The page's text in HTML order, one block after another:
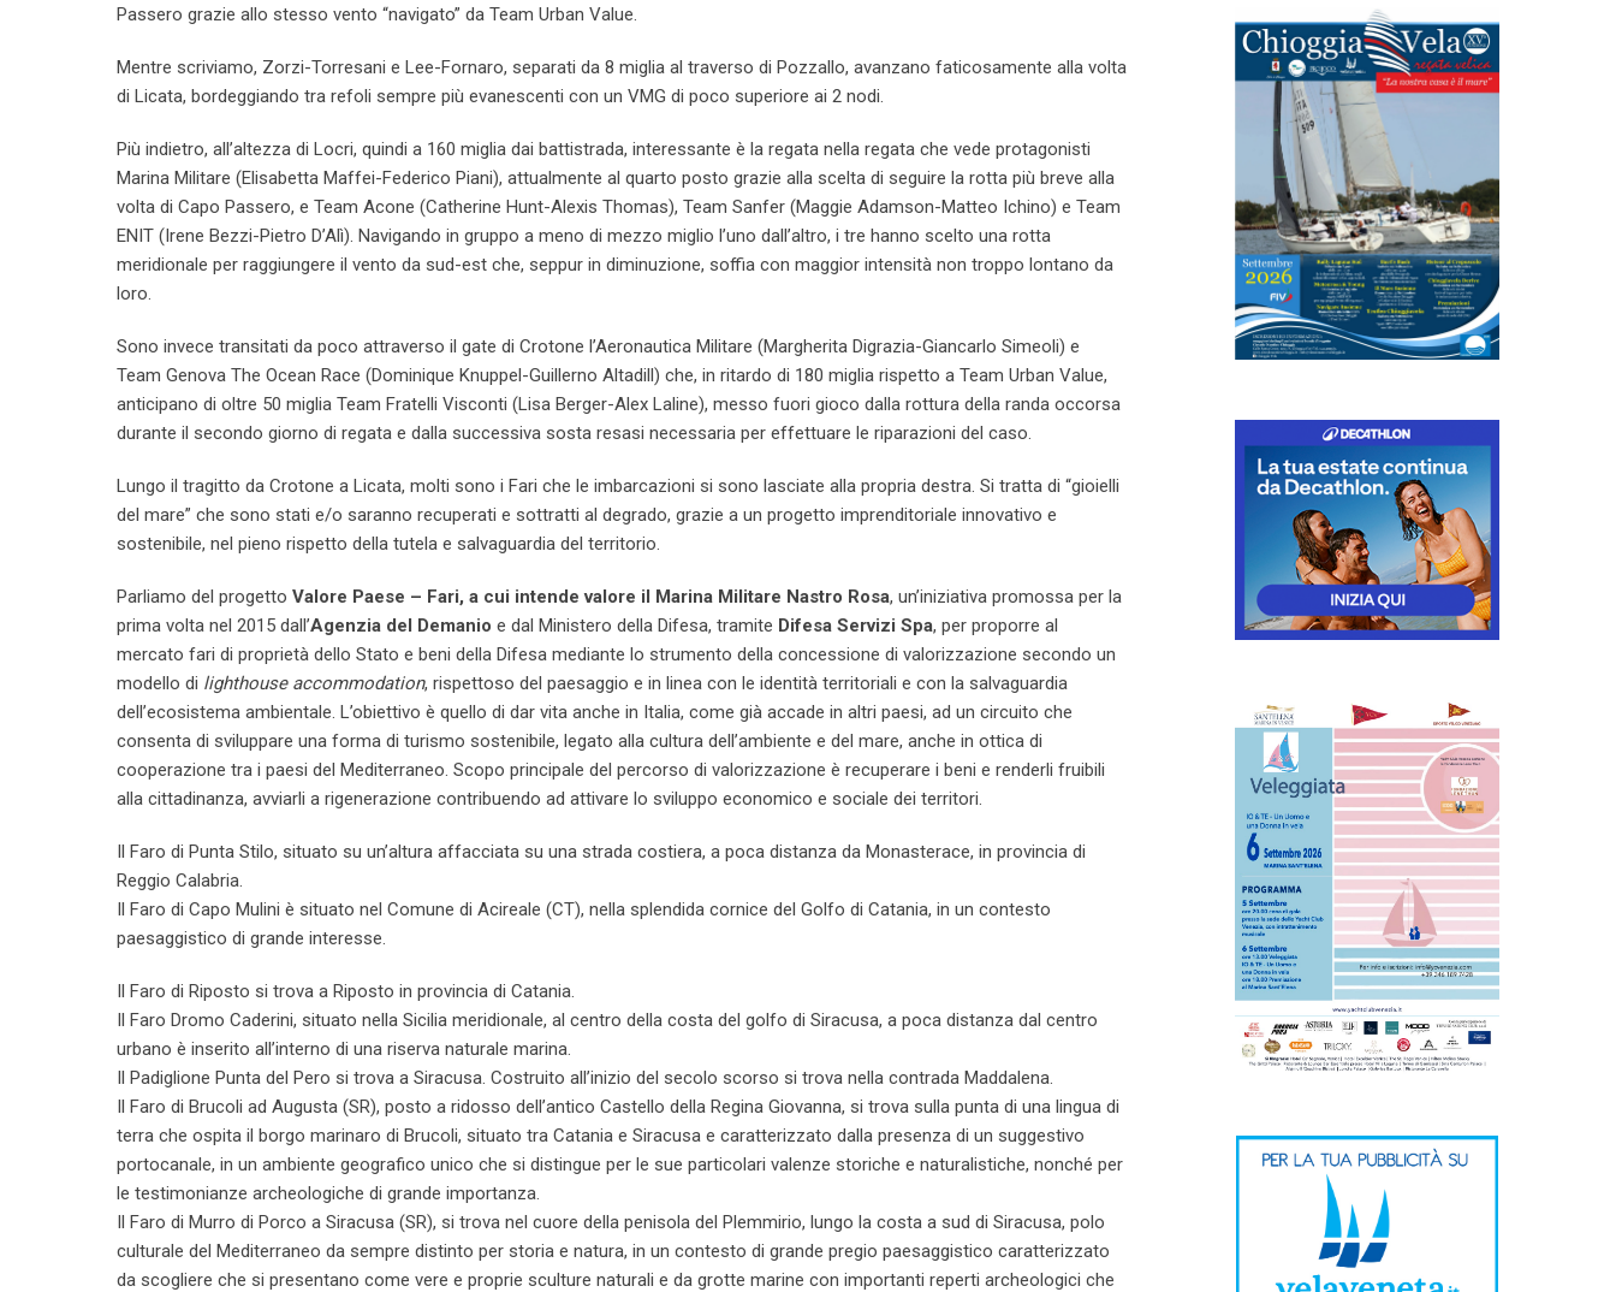
Passero grazie allo stesso vento “navigato” da Team Urban Value.
Mentre scriviamo, Zorzi-Torresani e Lee-Fornaro, separati da 8 miglia al traverso di Pozzallo, avanzano faticosamente alla volta
di Licata, bordeggiando tra refoli sempre più evanescenti con un VMG di poco superiore ai 2 nodi.
Più indietro, all’altezza di Locri, quindi a 160 miglia dai battistrada, interessante è la regata nella regata che vede protagonisti
Marina Militare (Elisabetta Maffei-Federico Piani), attualmente al quarto posto grazie alla scelta di seguire la rotta più breve alla
volta di Capo Passero, e Team Acone (Catherine Hunt-Alexis Thomas), Team Sanfer (Maggie Adamson-Matteo Ichino) e Team
ENIT (Irene Bezzi-Pietro D’Alì). Navigando in gruppo a meno di mezzo miglio l’uno dall’altro, i tre hanno scelto una rotta
meridionale per raggiungere il vento da sud-est che, seppur in diminuzione, soffia con maggior intensità non troppo lontano da
loro.
Sono invece transitati da poco attraverso il gate di Crotone l’Aeronautica Militare (Margherita Digrazia-Giancarlo Simeoli) e
Team Genova The Ocean Race (Dominique Knuppel-Guillerno Altadill) che, in ritardo di 180 miglia rispetto a Team Urban Value,
anticipano di oltre 50 miglia Team Fratelli Visconti (Lisa Berger-Alex Laline), messo fuori gioco dalla rottura della randa occorsa
durante il secondo giorno di regata e dalla successiva sosta resasi necessaria per effettuare le riparazioni del caso.
Lungo il tragitto da Crotone a Licata, molti sono i Fari che le imbarcazioni si sono lasciate alla propria destra. Si tratta di “gioielli
del mare” che sono stati e/o saranno recuperati e sottratti al degrado, grazie a un progetto imprenditoriale innovativo e
sostenibile, nel pieno rispetto della tutela e salvaguardia del territorio.
Parliamo del progetto Valore Paese – Fari, a cui intende valore il Marina Militare Nastro Rosa, un’iniziativa promossa per la
prima volta nel 2015 dall’Agenzia del Demanio e dal Ministero della Difesa, tramite Difesa Servizi Spa, per proporre al
mercato fari di proprietà dello Stato e beni della Difesa mediante lo strumento della concessione di valorizzazione secondo un
modello di lighthouse accommodation, rispettoso del paesaggio e in linea con le identità territoriali e con la salvaguardia
dell’ecosistema ambientale. L’obiettivo è quello di dar vita anche in Italia, come già accade in altri paesi, ad un circuito che
consenta di sviluppare una forma di turismo sostenibile, legato alla cultura dell’ambiente e del mare, anche in ottica di
cooperazione tra i paesi del Mediterraneo. Scopo principale del percorso di valorizzazione è recuperare i beni e renderli fruibili
alla cittadinanza, avviarli a rigenerazione contribuendo ad attivare lo sviluppo economico e sociale dei territori.
Il Faro di Punta Stilo, situato su un’altura affacciata su una strada costiera, a poca distanza da Monasterace, in provincia di
Reggio Calabria.
Il Faro di Capo Mulini è situato nel Comune di Acireale (CT), nella splendida cornice del Golfo di Catania, in un contesto
paesaggistico di grande interesse.
Il Faro di Riposto si trova a Riposto in provincia di Catania.
Il Faro Dromo Caderini, situato nella Sicilia meridionale, al centro della costa del golfo di Siracusa, a poca distanza dal centro
urbano è inserito all’interno di una riserva naturale marina.
Il Padiglione Punta del Pero si trova a Siracusa. Costruito all’inizio del secolo scorso si trova nella contrada Maddalena.
Il Faro di Brucoli ad Augusta (SR), posto a ridosso dell’antico Castello della Regina Giovanna, si trova sulla punta di una lingua di
terra che ospita il borgo marinaro di Brucoli, situato tra Catania e Siracusa e caratterizzato dalla presenza di un suggestivo
portocanale, in un ambiente geografico unico che si distingue per le sue particolari valenze storiche e naturalistiche, nonché per
le testimonianze archeologiche di grande importanza.
Il Faro di Murro di Porco a Siracusa (SR), si trova nel cuore della penisola del Plemmirio, lungo la costa a sud di Siracusa, polo
culturale del Mediterraneo da sempre distinto per storia e natura, in un contesto di grande pregio paesaggistico caratterizzato
da scogliere che si presentano come vere e proprie sculture naturali e da grotte marine con importanti reperti archeologici che